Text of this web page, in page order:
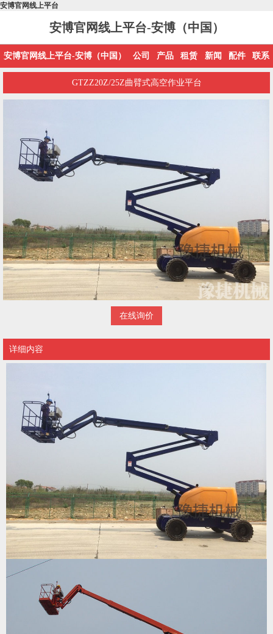
安博官网线上平台
安博官网线上平台-安博（中国）
安博官网线上平台-安博（中国） 公司 产品 租赁 新闻 配件 联系
GTZZ20Z/25Z曲臂式高空作业平台
在线询价
详细内容